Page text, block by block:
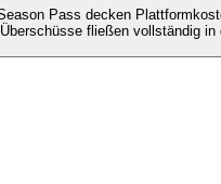
Pass decken
fließen vollständig